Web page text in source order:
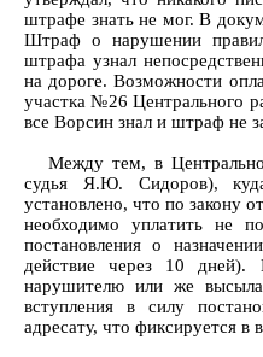
штрафе знать не мог. В
Штраф о нарушении
штрафа узнал
на дороге. Возможности
участка №26 Центрального
все Ворсин знал и штраф не
Между тем, в
судья Я.Ю. Сидоров),
установлено, что по закону
необходимо уплатить не
постановления о
действие через 10 дней).
нарушителю или же
вступления в силу
адресату, что фиксируется